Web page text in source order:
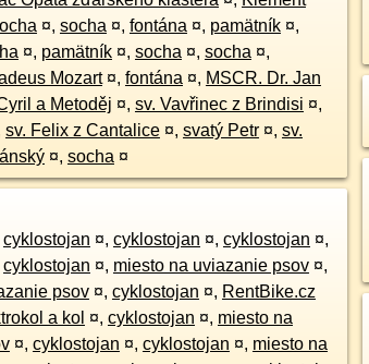
¤, socha ¤, fontána ¤, pamätník ¤,
¤, pamätník ¤, socha ¤, socha ¤,
Mozart ¤, fontána ¤, MSCR. Dr. Jan
a Metoděj ¤, sv. Vavřinec z Brindisi ¤,
sv. Felix z Cantalice ¤, svatý Petr ¤, sv.
¤, socha ¤
cyklostojan ¤, cyklostojan ¤, cyklostojan ¤,
cyklostojan ¤, miesto na uviazanie psov ¤,
psov ¤, cyklostojan ¤, RentBike.cz
a kol ¤, cyklostojan ¤, miesto na
¤, cyklostojan ¤, cyklostojan ¤, miesto na